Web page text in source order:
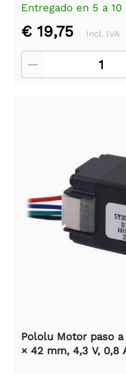
Entregado en 5 a 10
€ 19,75 Incl. IVA
Pololu Motor paso
× 42 mm, 4,3 V, 0,8